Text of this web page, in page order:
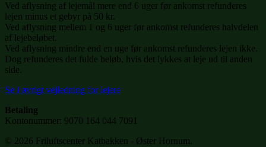
Ved aflysning af lejemål mere end 6 uger før ankomst refunderes
lejen minus et gebyr på 50 kr.
Ved aflysning mellem 1 og 6 uger før ankomst refunderes halvdelen
af lejebeløbet.
Ved aflysning mindre end en uge før ankomst refunderes lejen ikke.
Dog refunderes det fulde beløb, hvis det lykkes at leje ud til anden
side.
Se i øvrigt vejledning for lejere
Betaling
Kontonummer: 9070 164 044 7091
© 2026 Friluftscenter Katbakken - Øster Hornum.